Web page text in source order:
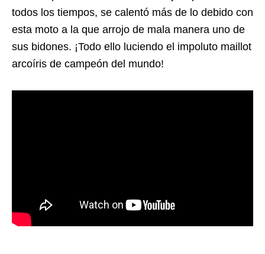
todos los tiempos, se calentó más de lo debido con
esta moto a la que arrojo de mala manera uno de
sus bidones. ¡Todo ello luciendo el impoluto maillot
arcoíris de campeón del mundo!